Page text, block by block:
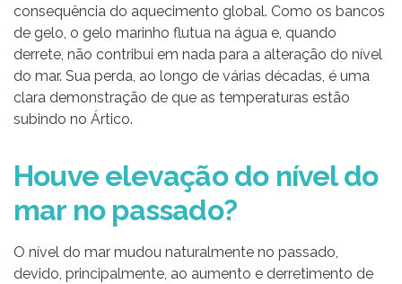
consequência do aquecimento global. Como os bancos
de gelo, o gelo marinho flutua na água e, quando
derrete, não contribui em nada para a alteração do nível
do mar. Sua perda, ao longo de várias décadas, é uma
clara demonstração de que as temperaturas estão
subindo no Ártico.
Houve elevação do nível do
mar no passado?
O nível do mar mudou naturalmente no passado,
devido, principalmente, ao aumento e derretimento de